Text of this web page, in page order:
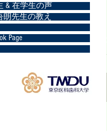
& 在学生の声
朗先生の教え
Page